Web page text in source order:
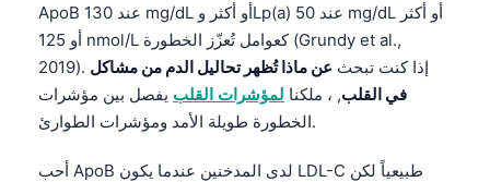
ApoB عند 130 mg/dL أو أكثر وLp(a) عند 50 mg/dL أو أكثر
أو 125 nmol/L كعوامل تُعزّز الخطورة (Grundy et al.,
2019). إذا كنت تبحث عن ماذا تُظهر تحاليل الدم من مشاكل
في القلب, ، ملكنا لمؤشرات القلب يفصل بين مؤشرات
الخطورة طويلة الأمد ومؤشرات الطوارئ.
أحب ApoB لدى المدخنين عندما يكون LDL-C طبيعياً لكن